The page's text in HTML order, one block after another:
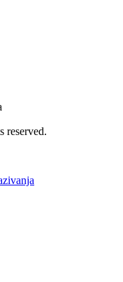
reserved.